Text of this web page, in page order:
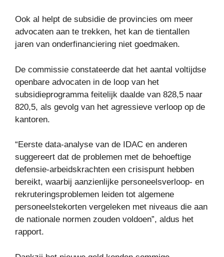
Ook al helpt de subsidie ​​de provincies om meer
advocaten aan te trekken, het kan de tientallen
jaren van onderfinanciering niet goedmaken.
De commissie constateerde dat het aantal voltijdse
openbare advocaten in de loop van het
subsidieprogramma feitelijk daalde van 828,5 naar
820,5, als gevolg van het agressieve verloop op de
kantoren.
“Eerste data-analyse van de IDAC en anderen
suggereert dat de problemen met de behoeftige
defensie-arbeidskrachten een crisispunt hebben
bereikt, waarbij aanzienlijke personeelsverloop- en
rekruteringsproblemen leiden tot algemene
personeelstekorten vergeleken met niveaus die aan
de nationale normen zouden voldoen”, aldus het
rapport.